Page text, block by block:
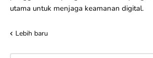
utama untuk menjaga keamanan digital.
Lebih baru